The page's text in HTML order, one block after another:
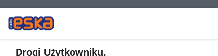
Drogi Użytkowniku,